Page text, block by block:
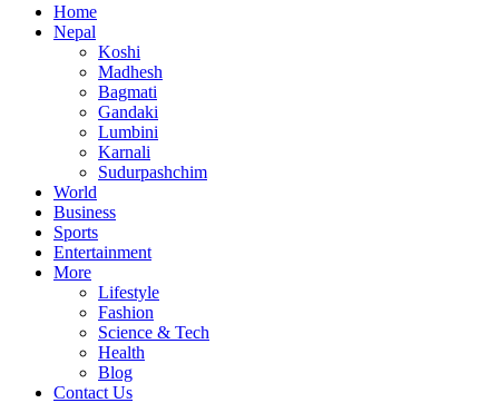
Home
Nepal
Koshi
Madhesh
Bagmati
Gandaki
Lumbini
Karnali
Sudurpashchim
World
Business
Sports
Entertainment
More
Lifestyle
Fashion
Science & Tech
Health
Blog
Contact Us